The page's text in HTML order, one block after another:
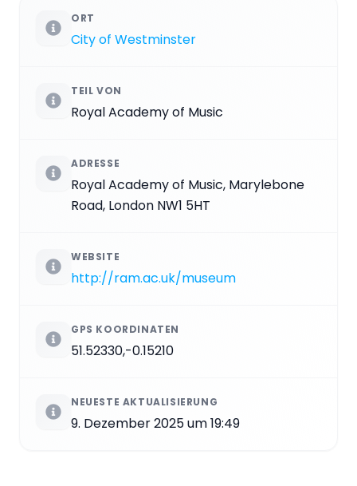
ORT
City of Westminster
TEIL VON
Royal Academy of Music
ADRESSE
Royal Academy of Music, Marylebone
Road, London NW1 5HT
WEBSITE
http://ram.ac.uk/museum
GPS KOORDINATEN
51.52330,-0.15210
NEUESTE AKTUALISIERUNG
9. Dezember 2025 um 19:49